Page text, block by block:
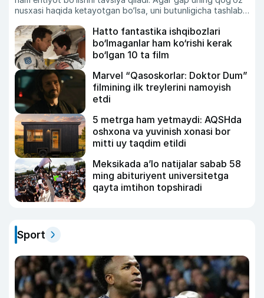
nusxasi haqida ketayotgan bo‘lsa, uni butunligicha tashlab
Hatto fantastika ishqibozlari
bo‘lmaganlar ham ko‘rishi kerak
bo‘lgan 10 ta film
Marvel “Qasoskorlar: Doktor Dum”
filmining ilk treylerini namoyish
etdi
5 metrga ham yetmaydi: AQSHda
oshxona va yuvinish xonasi bor
mitti uy taqdim etildi
Meksikada a’lo natijalar sabab 58
ming abituriyent universitetga
qayta imtihon topshiradi
Sport